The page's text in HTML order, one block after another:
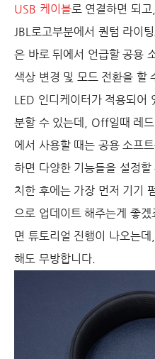
USB 케이블로 연결하면 되
JBL로고부분에서 퀀텀 라이
은 바로 뒤에서 언급할 공용
색상 변경 및 모드 전환을 할
LED 인디케이터가 적용되
분할 수 있는데, Off일때 레
에서 사용할 때는 공용 소프
하면 다양한 기능들을 설정
치한 후에는 가장 먼저 기기
으로 업데이트 해주는게 좋
면 튜토리얼 진행이 나오는
해도 무방합니다.